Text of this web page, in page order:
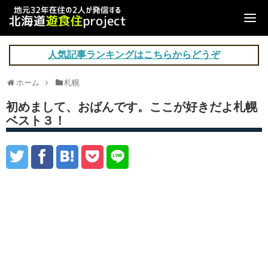
人気記事ランキングはこちらからどうぞ
ホーム 札幌
初めまして、おばんです。ここが好きだよ札幌
ベスト３！